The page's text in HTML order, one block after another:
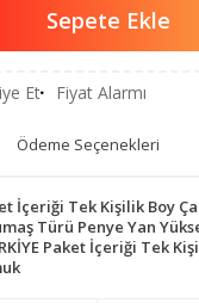
Sepete Ekle
Et Fiyat Alarmı
Ödeme Seçenekleri
İçeriği Tek Kişilik Boy
Türü Penye Yan
Paket İçeriği Tek